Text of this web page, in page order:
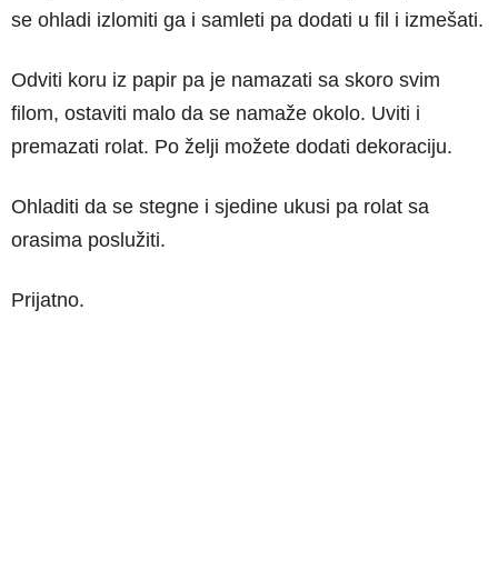
se ohladi izlomiti ga i samleti pa dodati u fil i izmešati.
Odviti koru iz papir pa je namazati sa skoro svim
filom, ostaviti malo da se namaže okolo. Uviti i
premazati rolat. Po želji možete dodati dekoraciju.
Ohladiti da se stegne i sjedine ukusi pa rolat sa
orasima poslužiti.
Prijatno.